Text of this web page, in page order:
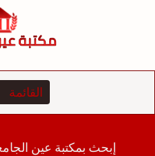
إبحث بمكتبة عين الجامعة